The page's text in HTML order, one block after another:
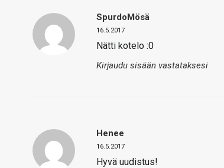
SpurdoMösä
16.5.2017
Nätti kotelo :0
Kirjaudu sisään vastataksesi
Henee
16.5.2017
Hyvä uudistus!